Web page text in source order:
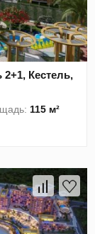
Кестель,
115 м²